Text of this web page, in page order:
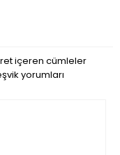
içeren cümleler
yorumları